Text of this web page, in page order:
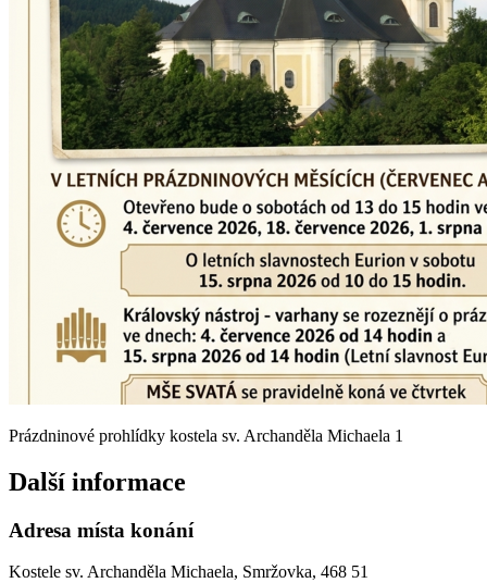
Prázdninové prohlídky kostela sv. Archanděla Michaela 1
Další informace
Adresa místa konání
Kostele sv. Archanděla Michaela, Smržovka, 468 51